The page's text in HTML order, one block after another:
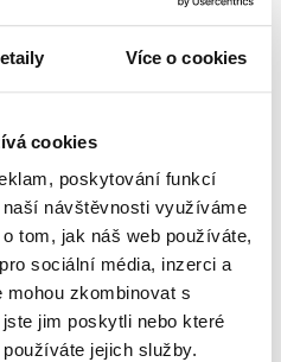
Více o cookies
cookies
poskytování funkcí
návštěvnosti využíváme
tom, jak náš web používáte,
sociální média, inzerci a
mohou zkombinovat s
jim poskytli nebo které
jejich služby.
článků a analýz.
a mějte tak
a
v Česku šíří.
WhatsApp